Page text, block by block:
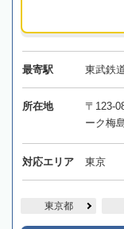
最寄駅 東武鉄
所在地
〒123-
ーク梅
対応エリア 東京
東京都